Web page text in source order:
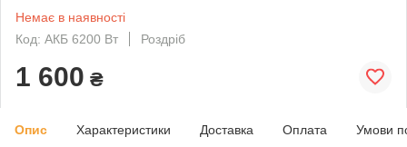
Немає в наявності
Код: АКБ 6200 Вт
Роздріб
1 600 ₴
Опис Характеристики Доставка Оплата Умови